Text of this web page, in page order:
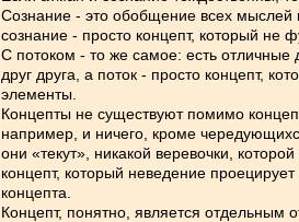
Сознание - это обобщение всех мыслей
сознание - просто концепт, который не
С потоком - то же самое: есть
друг друга, а поток - просто концепт,
элементы.
Концепты не существуют помимо
например, и ничего, кроме
они «текут», никакой веревочки,
концепт, который неведение
концепта.
Концепт, понятно, является отдельным